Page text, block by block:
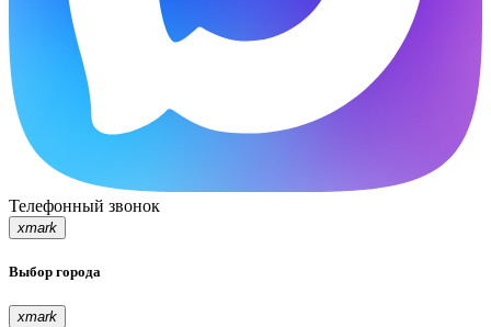
Телефонный звонок
xmark
Выбор города
xmark